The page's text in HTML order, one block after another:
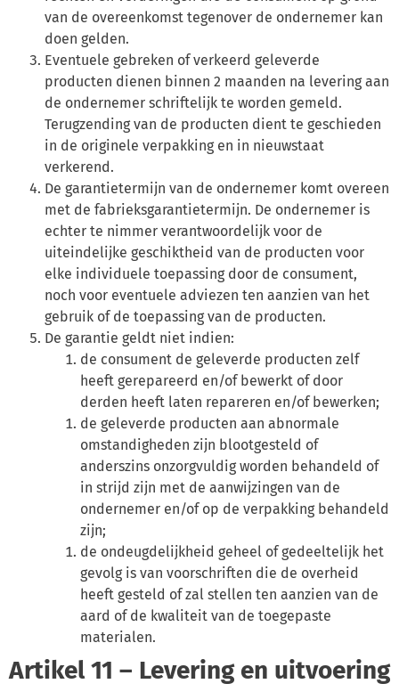
van de overeenkomst tegenover de ondernemer kan
doen gelden.
Eventuele gebreken of verkeerd geleverde
producten dienen binnen 2 maanden na levering aan
de ondernemer schriftelijk te worden gemeld.
Terugzending van de producten dient te geschieden
in de originele verpakking en in nieuwstaat
verkerend.
De garantietermijn van de ondernemer komt overeen
met de fabrieksgarantietermijn. De ondernemer is
echter te nimmer verantwoordelijk voor de
uiteindelijke geschiktheid van de producten voor
elke individuele toepassing door de consument,
noch voor eventuele adviezen ten aanzien van het
gebruik of de toepassing van de producten.
De garantie geldt niet indien:
de consument de geleverde producten zelf
heeft gerepareerd en/of bewerkt of door
derden heeft laten repareren en/of bewerken;
de geleverde producten aan abnormale
omstandigheden zijn blootgesteld of
anderszins onzorgvuldig worden behandeld of
in strijd zijn met de aanwijzingen van de
ondernemer en/of op de verpakking behandeld
zijn;
de ondeugdelijkheid geheel of gedeeltelijk het
gevolg is van voorschriften die de overheid
heeft gesteld of zal stellen ten aanzien van de
aard of de kwaliteit van de toegepaste
materialen.
Artikel 11 – Levering en uitvoering